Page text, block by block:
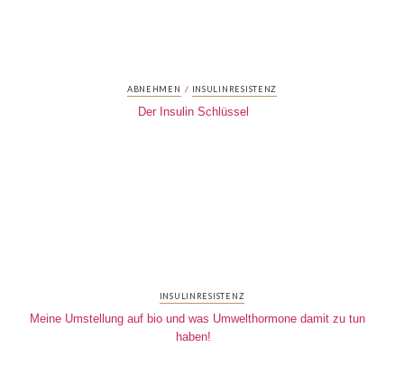
ABNEHMEN / INSULINRESISTENZ
Der Insulin Schlüssel
INSULINRESISTENZ
Meine Umstellung auf bio und was Umwelthormone damit zu tun
haben!